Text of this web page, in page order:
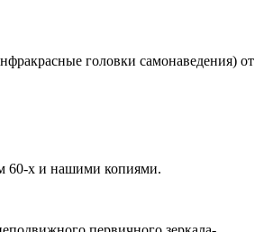
головки самонаведения) от
60-х и нашими копиями.